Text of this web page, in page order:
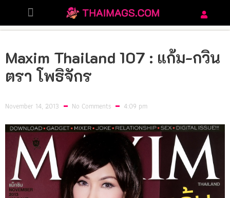
Maxim Thailand 107 : แก้ม-กวิน
ตรา โพธิจักร
November 14, 2013 No Comments 4:09 pm